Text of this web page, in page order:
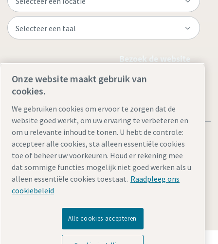
Bezoek de website
Juridische kennisgevingen en privacyverklaringen
Cookie-instellingen beheren
© 2026 Atlas Copco AB
Ontdek hoe Atlas Copco Group technologie mogelijk
Onze website maakt gebruik van
cookies.
We gebruiken cookies om ervoor te zorgen dat de
website goed werkt, om uw ervaring te verbeteren en
om u relevante inhoud te tonen. U hebt de controle:
accepteer alle cookies, sta alleen essentiële cookies
toe of beheer uw voorkeuren. Houd er rekening mee
dat sommige functies mogelijk niet goed werken als u
alleen essentiële cookies toestaat. Raadpleeg ons
cookiebeleid
Alle cookies accepteren